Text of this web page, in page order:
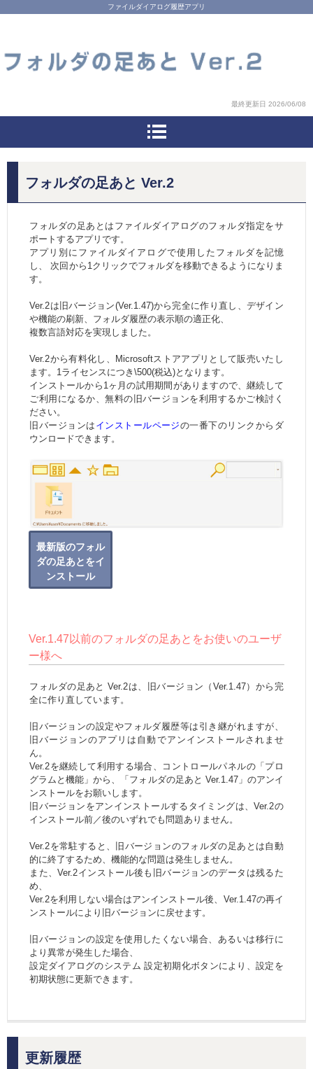
ファイルダイアログ履歴アプリ
最終更新日 2026/06/08
フォルダの足あと Ver.2
フォルダの足あとはファイルダイアログのフォルダ指定をサ
ポートするアプリです。
アプリ別にファイルダイアログで使用したフォルダを記憶
し、 次回から1クリックでフォルダを移動できるようになりま
す。
Ver.2は旧バージョン(Ver.1.47)から完全に作り直し、デザイン
や機能の刷新、フォルダ履歴の表示順の適正化、
複数言語対応を実現しました。
Ver.2から有料化し、Microsoftストアアプリとして販売いたし
ます。1ライセンスにつき\500(税込)となります。
インストールから1ヶ月の試用期間がありますので、継続して
ご利用になるか、無料の旧バージョンを利用するかご検討く
ださい。
旧バージョンは インストールページの一番下のリンクからダ
ウンロードできます。
最新版のフォル
ダの足あとをイ
ンストール
Ver.1.47以前のフォルダの足あとをお使いのユーザ
ー様へ
フォルダの足あと Ver.2は、旧バージョン（Ver.1.47）から完
全に作り直しています。
旧バージョンの設定やフォルダ履歴等は引き継がれますが、
旧バージョンのアプリは自動でアンインストールされませ
ん。
Ver.2を継続して利用する場合、コントロールパネルの「プロ
グラムと機能」から、「フォルダの足あと Ver.1.47」のアンイ
ンストールをお願いします。
旧バージョンをアンインストールするタイミングは、Ver.2の
インストール前／後のいずれでも問題ありません。
Ver.2を常駐すると、旧バージョンのフォルダの足あとは自動
的に終了するため、機能的な問題は発生しません。
また、Ver.2インストール後も旧バージョンのデータは残るた
め、
Ver.2を利用しない場合はアンインストール後、Ver.1.47の再イ
ンストールにより旧バージョンに戻せます。
旧バージョンの設定を使用したくない場合、あるいは移行に
より異常が発生した場合、
設定ダイアログのシステム 設定初期化ボタンにより、設定を
初期状態に更新できます。
更新履歴